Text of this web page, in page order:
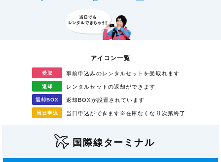
アイコン一覧
受取 事前申込みのレンタルセットを受取れます
返却 レンタルセットの返却ができます
返却BOX 返却BOXが設置されています
当日 申込 当日申込ができます※在庫なくなり次第終了
国際線ターミナル